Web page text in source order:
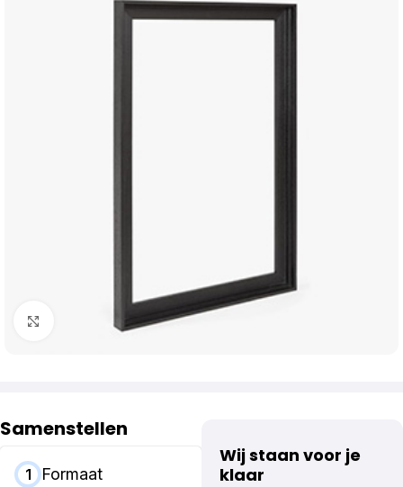
Klik om te vergroten
Samenstellen
1 Formaat
Wij staan voor je
klaar